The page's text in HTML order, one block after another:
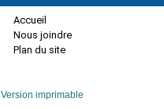
Accueil
Nous joindre
Plan du site
Version imprimable